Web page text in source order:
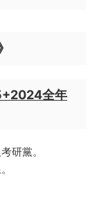
全年
研黨。